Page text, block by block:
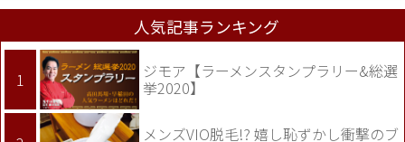
人気記事ランキング
ジモア【ラーメンスタンプラリー&総選
挙2020】
メンズVIO脱毛!? 嬉し恥ずかし衝撃のブ